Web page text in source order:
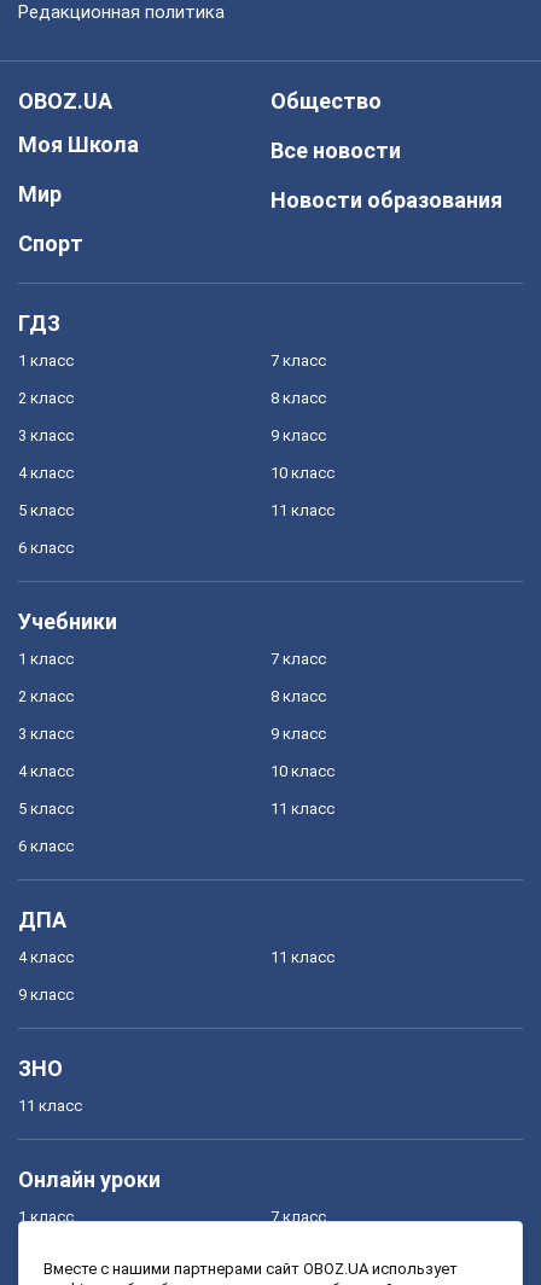
Редакционная политика
OBOZ.UA
Моя Школа
Мир
Спорт
Общество
Все новости
Новости образования
ГДЗ
1 класс
2 класс
3 класс
4 класс
5 класс
6 класс
7 класс
8 класс
9 класс
10 класс
11 класс
Учебники
1 класс
2 класс
3 класс
4 класс
5 класс
6 класс
7 класс
8 класс
9 класс
10 класс
11 класс
ДПА
4 класс
9 класс
11 класс
ЗНО
11 класс
Онлайн уроки
1 класс 7 класс
Вместе с нашими партнерами сайт OBOZ.UA использует